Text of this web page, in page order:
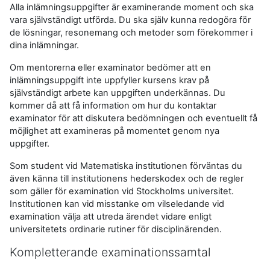
Alla inlämningsuppgifter är examinerande moment och ska
vara självständigt utförda. Du ska själv kunna redogöra för
de lösningar, resonemang och metoder som förekommer i
dina inlämningar.
Om mentorerna eller examinator bedömer att en
inlämningsuppgift inte uppfyller kursens krav på
självständigt arbete kan uppgiften underkännas. Du
kommer då att få information om hur du kontaktar
examinator för att diskutera bedömningen och eventuellt få
möjlighet att examineras på momentet genom nya
uppgifter.
Som student vid Matematiska institutionen förväntas du
även känna till institutionens hederskodex och de regler
som gäller för examination vid Stockholms universitet.
Institutionen kan vid misstanke om vilseledande vid
examination välja att utreda ärendet vidare enligt
universitetets ordinarie rutiner för disciplinärenden.
Kompletterande examinationssamtal